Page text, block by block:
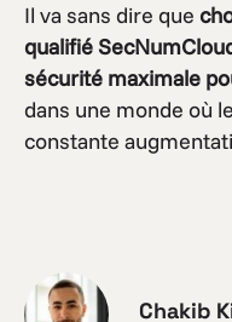
Il va sans dire que
qualifié
sécurité maximale
dans une monde où
constante
Chakib